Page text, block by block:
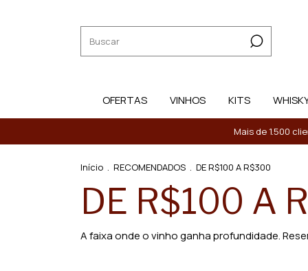
OFERTAS VINHOS KITS
Mais de 1.500
Início . RECOMENDADOS . DE R$100 A R$300
DE R$100 A
A faixa onde o vinho ganha profundidade.